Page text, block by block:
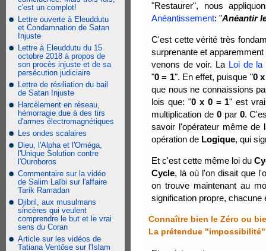
c'est un complot!
Lettre ouverte à Eleuddutu
et Condamnation de Satan
Injuste
Lettre à Eleuddutu du 15
octobre 2018 à propos de
son procès injuste et de sa
persécution judiciaire
Lettre de résiliation du bail
de Satan Injuste
Harcèlement en réseau,
hémorragie due à des tirs
d'armes électromagnétiques
Les ondes scalaires
Dieu, l'Alpha et l'Oméga,
l'Unique Solution contre
l'Ouroboros
Commentaire sur la vidéo
de Salim Laïbi sur l'affaire
Tarik Ramadan
Djibril, aux musulmans
sincères qui veulent
comprendre le but et le vrai
sens du Coran
Article sur les vidéos de
Tatiana Ventôse sur l'Islam
"Restaurer", nous
Anéantissement: "Anéantir
C'est cette vérité très
surprenante et
venons de voir. La Loi de la
"0 = 1". En effet, puisque "0
que nous ne connaissions
lois que: "0 x 0 = 1" est
multiplication de 0par 0.
savoir l'opérateur même de
opération de Logique, qui
Et c'est cette même loi du
Cycle, là où l'on disait que
on trouve maintenant au
signification propre,
Connaître bien le Zéro ou
La prétendue